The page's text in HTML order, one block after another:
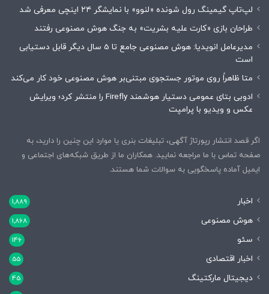
لپ‌تاپ گیمینگ رول شونده «لنوو» با نمایشگر ۲۴ اینچی معرفی شد
طراحان بازی «کارت علیه بشریت» به جنگ هوش مصنوعی رفتند
مدیرعامل انویدیا: هوش مصنوعی جامع تا 5 سال دیگر قابل دستیابی
است
متا ظاهراً روی موتور جستجوی مبتنی‌بر هوش مصنوعی خود کار می‌کند
ادوبی بتای عمومی دستیار هوشمند Firefly را منتشر کرد؛ ویرایش
عکس و ویدیو با پرامپت
اگر قصد انتشار رپورتاژ آگهی، تبلیغات بنری یا موارد این چنین را دارید، به
صفحه تماس با ما مراجعه نمایید. همکاران ما از طریق شبکه‌های اجتماعی و
ایمیل آماده پاسخگویی به سوالات شما هستند.
اخبار 1,889
هوش مصنوعی 1,868
سئو 146
اخبار اقتصادی 55
دیجیتال مارکتینگ 45